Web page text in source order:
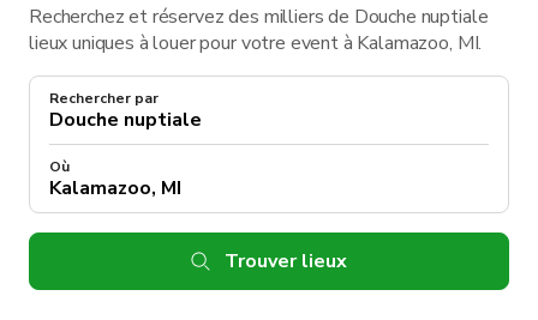
Recherchez et réservez des milliers de Douche nuptiale
lieux uniques à louer pour votre event à Kalamazoo, MI.
Rechercher par
Où
Trouver lieux